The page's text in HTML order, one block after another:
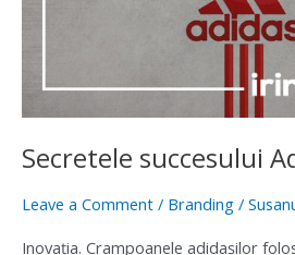
Secretele succesului
Leave a Comment / Branding /
Inovaţia. Crampoanele adidaşilor